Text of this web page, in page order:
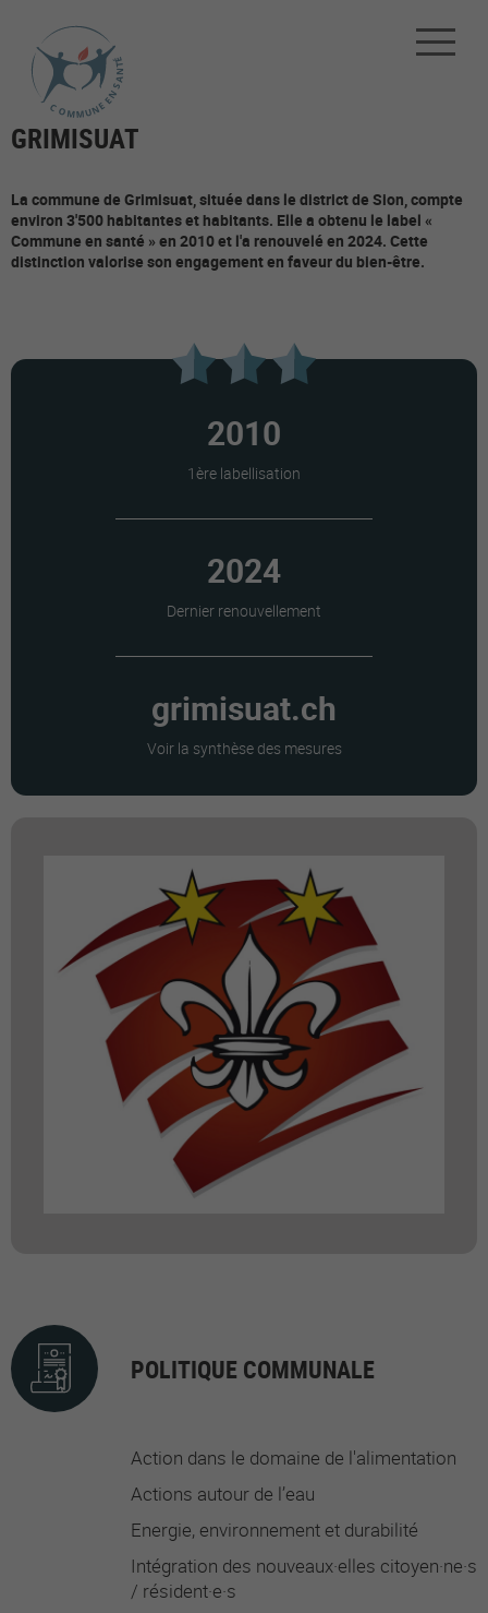
GRIMISUAT
La commune de Grimisuat, située dans le district de Sion, compte
environ 3'500 habitantes et habitants. Elle a obtenu le label «
Commune en santé » en 2010 et l'a renouvelé en 2024. Cette
distinction valorise son engagement en faveur du bien-être.
2010
1ère labellisation
2024
Dernier renouvellement
grimisuat.ch
Voir la synthèse des mesures
POLITIQUE COMMUNALE
Action dans le domaine de l'alimentation
Actions autour de l’eau
Energie, environnement et durabilité
Intégration des nouveaux·elles citoyen·ne·s
/ résident·e·s